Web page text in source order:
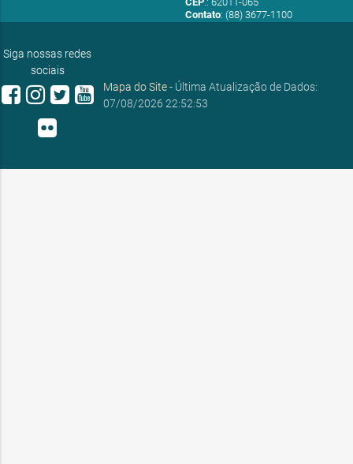
Contato: (88) 3677-1100
Siga nossas redes
sociais
Mapa do Site- Última Atualização de Dados:
07/08/2026 22:52:53